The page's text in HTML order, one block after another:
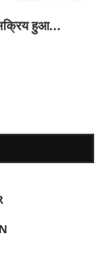
हुआ...